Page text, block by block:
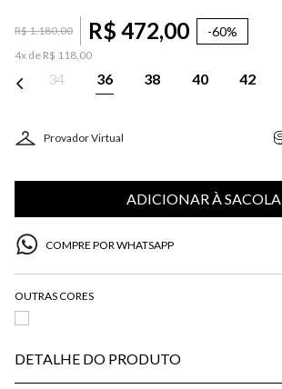
R$1.180,00 R$ 472,00 -60%
4x de R$ 118,00
34 36 38 40 42
Provador Virtual
ADICIONAR À SACOLA
COMPRE POR WHATSAPP
DETALHE DO PRODUTO